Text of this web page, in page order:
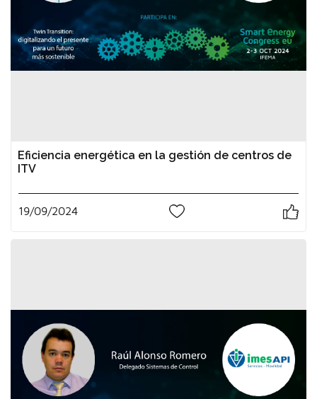
Eficiencia energética en la gestión de centros de
ITV
19/09/2024